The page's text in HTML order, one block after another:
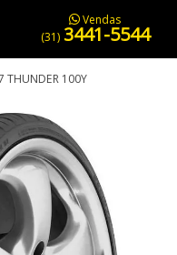
NOSSA LOJA
Vendas
(31) 3441-5544
THUNDER 100Y